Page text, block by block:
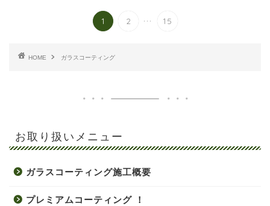
1 2 ... 15
HOME ガラスコーティング
お取り扱いメニュー
ガラスコーティング施工概要
プレミアムコーティング ！